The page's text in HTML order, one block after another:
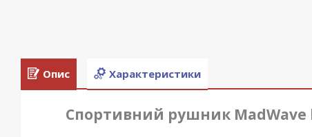
Опис Характеристики
Спортивний рушник MadWave